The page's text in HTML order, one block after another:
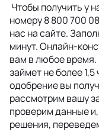
Чтобы получить у
номеру 8 800 700
нас на сайте.
минут. Онлайн-
вам в любое
займет не более
одобрение вы
рассмотрим вашу
проверим данные
решения,